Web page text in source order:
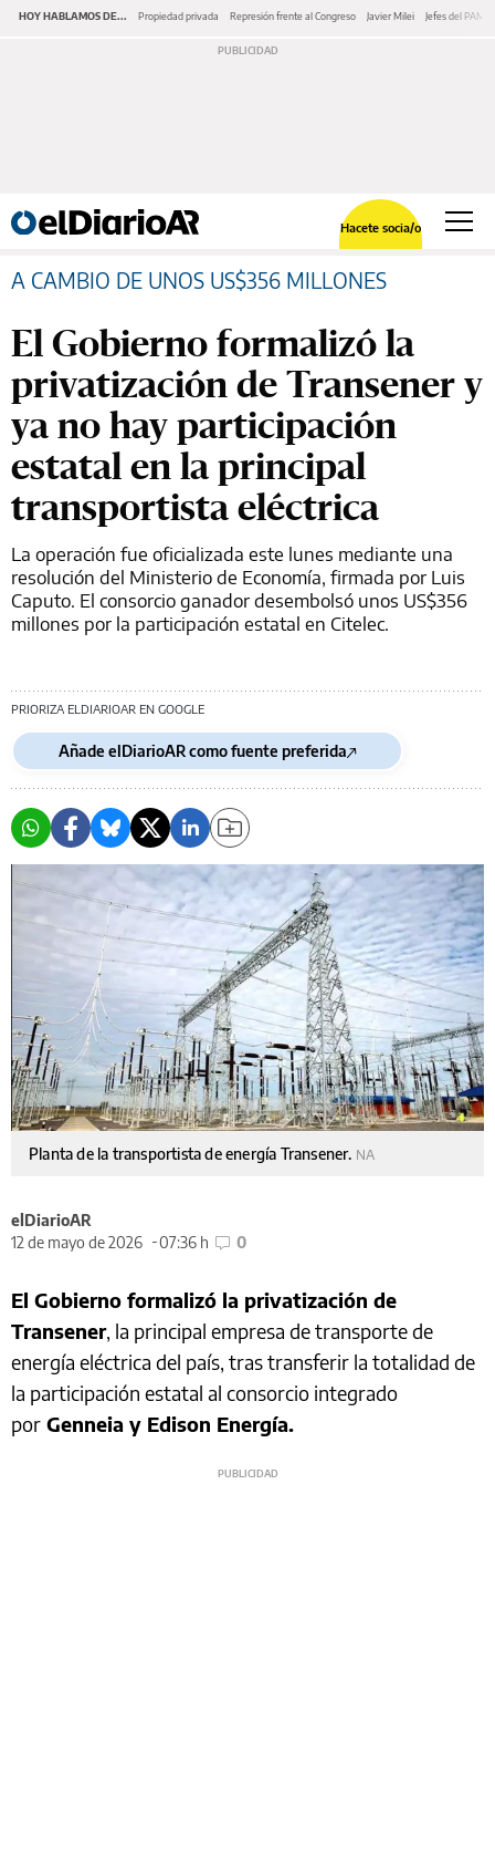
HOY HABLAMOS DE... Propiedad privada Represión frente al Congreso Javier Milei Jefes del PAMI
Hacete socia/o
A CAMBIO DE UNOS US$356 MILLONES
El Gobierno formalizó la
privatización de Transener y
ya no hay participación
estatal en la principal
transportista eléctrica
La operación fue oficializada este lunes mediante una
resolución del Ministerio de Economía, firmada por Luis
Caputo. El consorcio ganador desembolsó unos US$356
millones por la participación estatal en Citelec.
PRIORIZA ELDIARIOAR EN GOOGLE
Añade elDiarioAR como fuente preferida
Planta de la transportista de energía Transener. NA
elDiarioAR
12 de mayo de 2026
07:36 h 0
El Gobierno formalizó la privatización de
Transener, la principal empresa de transporte de
energía eléctrica del país, tras transferir la totalidad de
la participación estatal al consorcio integrado
por Genneia y Edison Energía.